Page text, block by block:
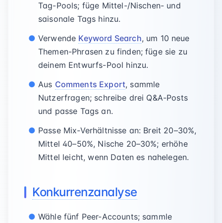
Tag-Pools; füge Mittel-/Nischen- und
saisonale Tags hinzu.
Verwende Keyword Search, um 10 neue
Themen-Phrasen zu finden; füge sie zu
deinem Entwurfs-Pool hinzu.
Aus Comments Export, sammle
Nutzerfragen; schreibe drei Q&A-Posts
und passe Tags an.
Passe Mix-Verhältnisse an: Breit 20–30%,
Mittel 40–50%, Nische 20–30%; erhöhe
Mittel leicht, wenn Daten es nahelegen.
Konkurrenzanalyse
Wähle fünf Peer-Accounts; sammle